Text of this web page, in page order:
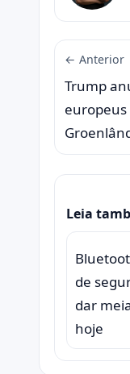
← Anterior
Trump
europeus
Leia
de
dar
hoje